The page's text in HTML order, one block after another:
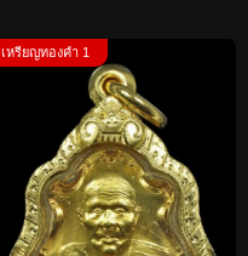
เหรียญทองคำ 1